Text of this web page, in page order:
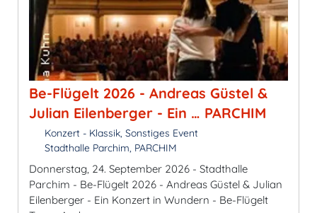
Be-Flügelt 2026 - Andreas Güstel &
Julian Eilenberger - Ein … PARCHIM
Konzert - Klassik, Sonstiges Event
Stadthalle Parchim, PARCHIM
Donnerstag, 24. September 2026 - Stadthalle
Parchim - Be-Flügelt 2026 - Andreas Güstel & Julian
Eilenberger - Ein Konzert in Wundern - Be-Flügelt